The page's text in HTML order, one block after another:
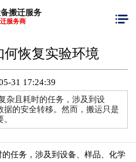
搬迁服务
服务商
何恢复实验环境
31 17:24:39
杂且耗时的任务，涉及到设
的安全转移。然而，搬运只是
任务，涉及到设备、样品、化学